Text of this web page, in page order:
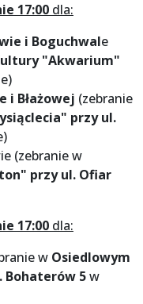
17:00 dla:
i Boguchwale
"Akwarium"
i Błażowej (zebranie
przy ul.
(zebranie w
przy ul. Ofiar
17:00 dla:
w Osiedlowym
Bohaterów 5w